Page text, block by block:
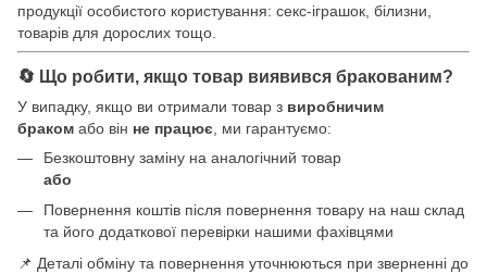
продукції особистого користування: секс-іграшок, білизни,
товарів для дорослих тощо.
🔄 Що робити, якщо товар виявився бракованим?
У випадку, якщо ви отримали товар з виробничим
браком або він не працює , ми гарантуємо:
Безкоштовну заміну на аналогічний товар
або
Повернення коштів після повернення товару на наш склад
та його додаткової перевірки нашими фахівцями
📌 Деталі обміну та повернення уточнюються при зверненні до